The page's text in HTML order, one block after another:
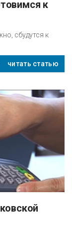
сбудутся к
читать статью